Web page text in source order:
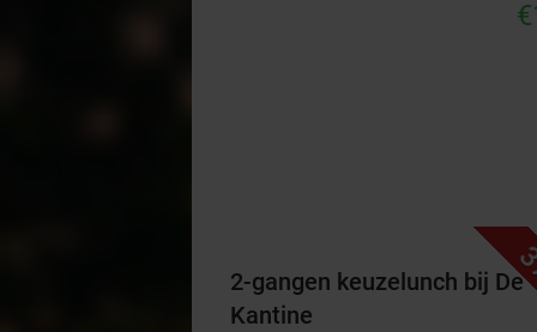
2-gangen keuzelunch bij De
Kantine